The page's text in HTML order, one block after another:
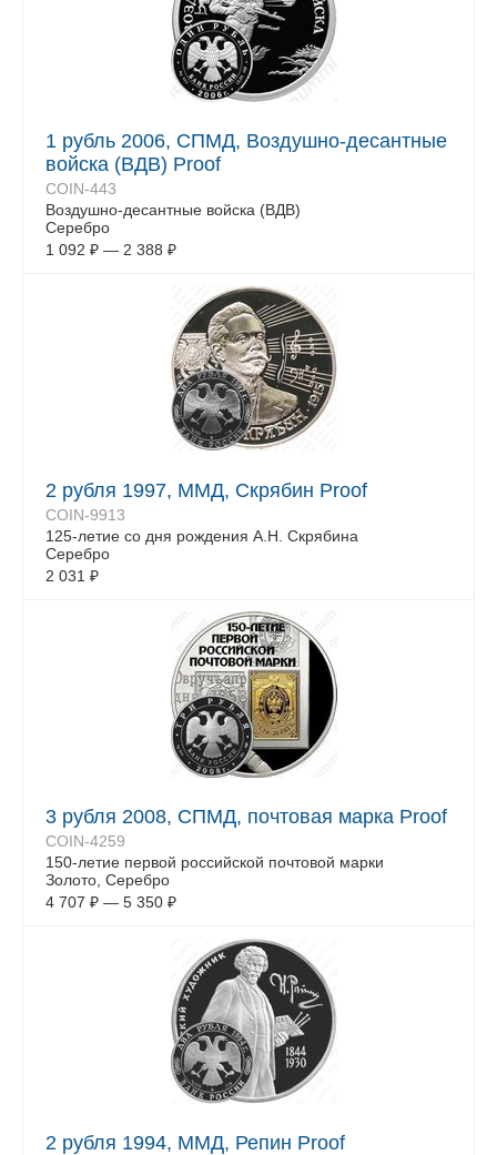
1 рубль 2006, СПМД, Воздушно-десантные
войска (ВДВ) Proof
COIN-443
Воздушно-десантные войска (ВДВ)
Серебро
1 092 ₽ — 2 388 ₽
2 рубля 1997, ММД, Скрябин Proof
COIN-9913
125-летие со дня рождения А.Н. Скрябина
Серебро
2 031 ₽
3 рубля 2008, СПМД, почтовая марка Proof
COIN-4259
150-летие первой российской почтовой марки
Золото, Серебро
4 707 ₽ — 5 350 ₽
2 рубля 1994, ММД, Репин Proof